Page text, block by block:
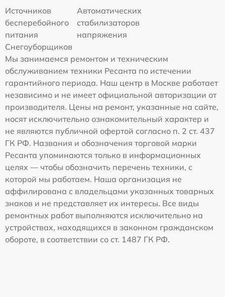
Источников
бесперебойного
питания
Автоматических
стабилизаторов
напряжения
Снегоуборщиков
Мы занимаемся ремонтом и техническим
обслуживанием техники Ресанта по истечении
гарантийного периода. Наш центр в Москве работает
независимо и не имеет официальной авторизации от
производителя. Цены на ремонт, указанные на сайте,
носят исключительно ознакомительный характер и
не являются публичной офертой согласно п. 2 ст. 437
ГК РФ. Названия и обозначения торговой марки
Ресанта упоминаются только в информационных
целях — чтобы обозначить перечень техники, с
которой мы работаем. Наша организация не
аффилирована с владельцами указанных товарных
знаков и не представляет их интересы. Все виды
ремонтных работ выполняются исключительно на
устройствах, находящихся в законном гражданском
обороте, в соответствии со ст. 1487 ГК РФ.